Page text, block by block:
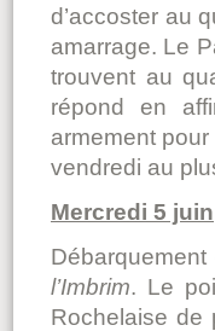
d’accoster au
amarrage. Le
trouvent au
répond en
armement
vendredi au
Mercredi 5 juin
l’Imbrim. Le
Rochelaise de